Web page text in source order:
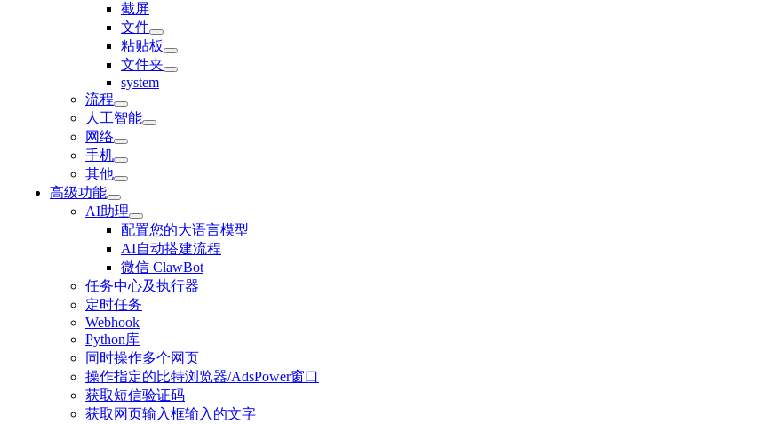
截屏
文件
粘贴板
文件夹
system
流程
人工智能
网络
手机
其他
高级功能
AI助理
配置您的大语言模型
AI自动搭建流程
微信 ClawBot
任务中心及执行器
定时任务
Webhook
Python库
同时操作多个网页
操作指定的比特浏览器/AdsPower窗口
获取短信验证码
获取网页输入框输入的文字